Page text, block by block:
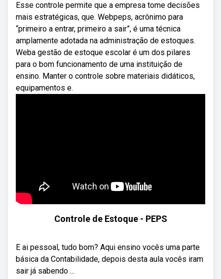
Esse controle permite que a empresa tome decisões
mais estratégicas, que. Webpeps, acrônimo para
“primeiro a entrar, primeiro a sair”, é uma técnica
amplamente adotada na administração de estoques.
Weba gestão de estoque escolar é um dos pilares
para o bom funcionamento de uma instituição de
ensino. Manter o controle sobre materiais didáticos,
equipamentos e.
Controle de Estoque - PEPS
E ai pessoal, tudo bom? Aqui ensino vocês uma parte
básica da Contabilidade, depois desta aula vocês iram
sair já sabendo ...